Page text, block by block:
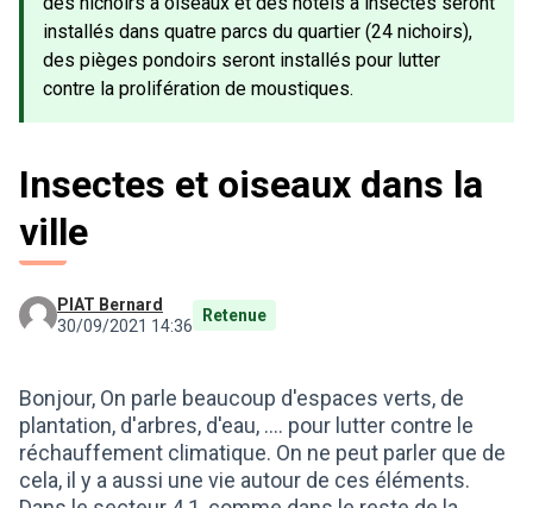
installés dans quatre parcs du quartier (24 nichoirs),
des pièges pondoirs seront installés pour lutter
contre la prolifération de moustiques.
Insectes et oiseaux dans la
ville
PIAT Bernard
30/09/2021 14:36
Retenue
Bonjour, On parle beaucoup d'espaces verts, de
plantation, d'arbres, d'eau, .... pour lutter contre le
réchauffement climatique. On ne peut parler que de
cela, il y a aussi une vie autour de ces éléments.